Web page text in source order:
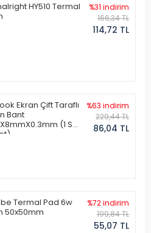
HY510 Termal
%31 indirim
166,34 TL
114,72 TL
Ekran Çift Taraflı
Bant
(1 Set
%63 indirim
229,44 TL
86,04 TL
Termal Pad 6w
50x50mm
%72 indirim
199,84 TL
55,07 TL